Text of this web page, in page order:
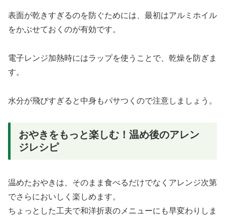
表面が乾きすぎるのを防ぐためには、最初はアルミホイル
をかぶせておくのが有効です。
電子レンジ加熱時にはラップを使うことで、乾燥を防ぎま
す。
水分が飛びすぎると中身もパサつくので注意しましょう。
おやきをもっと楽しむ！温め後のアレン
ジレシピ
温めたおやきは、そのまま食べるだけでなくアレンジ次第
でさらにおいしく楽しめます。
ちょっとした工夫で和洋折衷のメニューにも早変わりしま